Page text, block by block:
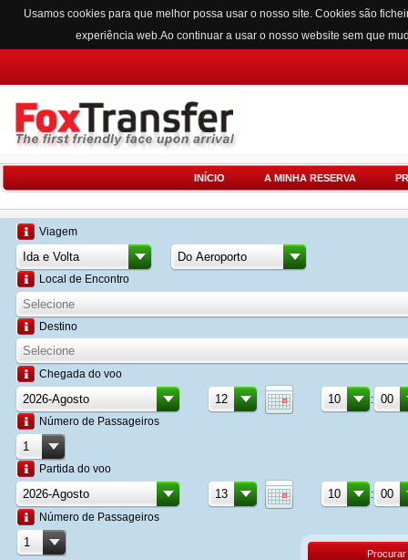
Usamos cookies para que melhor possa usar o nosso site. Cookies são
experiência web.Ao continuar a usar o nosso website sem que
INÍCIO A MINHA RESERVA
Viagem
Local de Encontro
Destino
Chegada do voo
:
Número de Passageiros
Partida do voo
:
Número de Passageiros
Procurar